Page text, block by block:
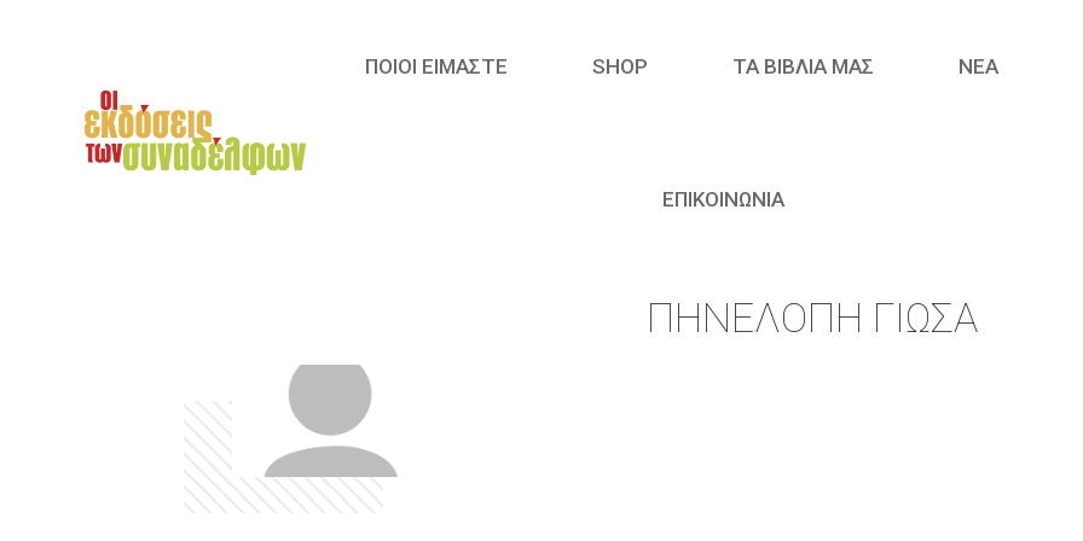
ΠΟΙΟΙ ΕΙΜΑΣΤΕ SHOP ΤΑ ΒΙΒΛΙΑ ΜΑΣ ΝΈΑ
ΕΠΙΚΟΙΝΩΝΙΑ
ΠΗΝΕΛΌΠΗ ΓΙΏΣΑ